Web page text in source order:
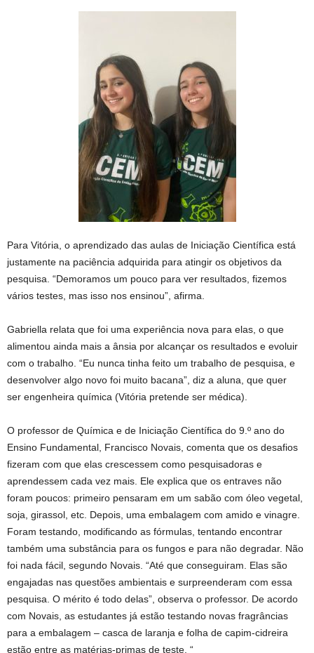
Para Vitória, o aprendizado das aulas de Iniciação Científica está
justamente na paciência adquirida para atingir os objetivos da
pesquisa. “Demoramos um pouco para ver resultados, fizemos
vários testes, mas isso nos ensinou”, afirma.
Gabriella relata que foi uma experiência nova para elas, o que
alimentou ainda mais a ânsia por alcançar os resultados e evoluir
com o trabalho. “Eu nunca tinha feito um trabalho de pesquisa, e
desenvolver algo novo foi muito bacana”, diz a aluna, que quer
ser engenheira química (Vitória pretende ser médica).
O professor de Química e de Iniciação Científica do 9.º ano do
Ensino Fundamental, Francisco Novais, comenta que os desafios
fizeram com que elas crescessem como pesquisadoras e
aprendessem cada vez mais. Ele explica que os entraves não
foram poucos: primeiro pensaram em um sabão com óleo vegetal,
soja, girassol, etc. Depois, uma embalagem com amido e vinagre.
Foram testando, modificando as fórmulas, tentando encontrar
também uma substância para os fungos e para não degradar. Não
foi nada fácil, segundo Novais. “Até que conseguiram. Elas são
engajadas nas questões ambientais e surpreenderam com essa
pesquisa. O mérito é todo delas”, observa o professor. De acordo
com Novais, as estudantes já estão testando novas fragrâncias
para a embalagem – casca de laranja e folha de capim-cidreira
estão entre as matérias-primas de teste. “